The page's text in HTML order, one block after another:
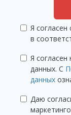
Я
в
Я
данных. С
данных
Даю